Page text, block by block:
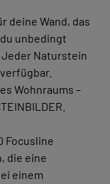
deine Wand, das
unbedingt
Naturstein
Wohnraums –
Focusline
die eine
einem